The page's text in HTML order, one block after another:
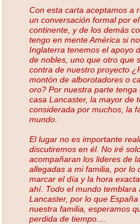
Con esta carta aceptamos a
un conversación formal por
continente, y de los demás
tengo en mente América si
Inglaterra tenemos el apoyo
de nobles, uno que otro que
contra de nuestro proyecto
montón de alborotadores o
oro? Por nuestra parte tenga
casa Lancaster, la mayor de
considerada por muchos, la
mundo.
El lugar no es importante
discutiremos en él. No iré
acompañaran los lideres de
allegadas a mi familia, por lo
marcar el día y la hora
ahí. Todo el mundo temblara
Lancaster, por lo que
nuestra familia, esperamos
perdida de tiempo....